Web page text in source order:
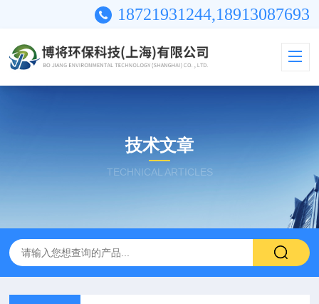
18721931244,18913087693
技术文章
TECHNICAL ARTICLES